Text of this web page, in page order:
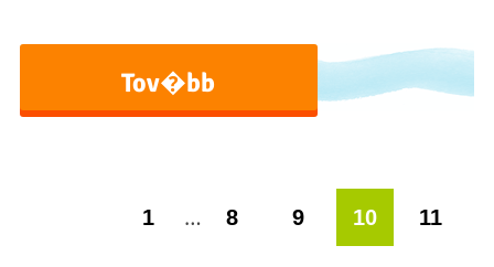
Tov�bb
1 … 8 9 10 11